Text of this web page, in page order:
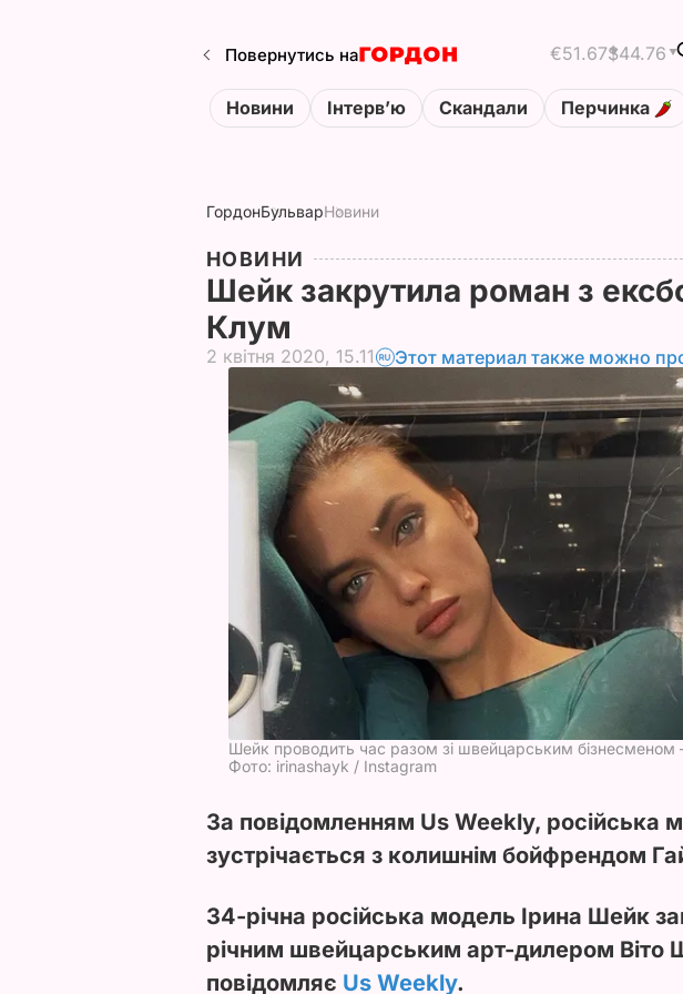
Повернутись на €51.67$44.76
Новини Інтервʼю Скандали Перчинка
ГордонБульварНовини
НОВИНИ
Шейк закрутила роман з
Клум
2 квітня 2020, 15.11 Этот материал также можно
Шейк проводить час разом зі швейцарським бізнесменом
Фото: irinashayk / Instagram
За повідомленням Us Weekly, російська
зустрічається з колишнім бойфрендом
34-річна російська модель Ірина Шейк
річним швейцарським арт-дилером
повідомляє Us Weekly.